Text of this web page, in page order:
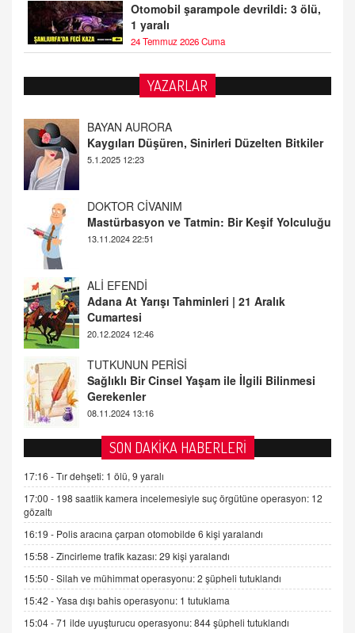
Otomobil şarampole devrildi: 3 ölü,
1 yaralı
24 Temmuz 2026 Cuma
YAZARLAR
DOKTOR CİVANIM
Mastürbasyon ve Tatmin: Bir Keşif Yolculuğu
13.11.2024 22:51
ALİ EFENDİ
Adana At Yarışı Tahminleri | 21 Aralık
Cumartesi
TUTKUNUN PERİSİ
Sağlıklı Bir Cinsel Yaşam ile İlgili Bilinmesi
Gerekenler
08.11.2024 13:16
FARUK ÖNALAN
Tezkere Onaylanmasaydı…
2 Kasım 2021 Salı 00:11
AV. DOĞAN CAN DOĞAN
Kişisel verilerin korunması ve dijital hukukun
gelişimi
15.09.2025 16:17
SEHER EREK
Kış Ayları Geldi, Hangi Önlemler Alınmalı?
9.12.2025 10:11
İNCİ GÜL AKÖL
Trump Keşke Adana'yı da Ziyaret Etse...
SON DAKİKA HABERLERİ
17:16 -Tır dehşeti: 1 ölü, 9 yaralı
17:00 - 198 saatlik kamera incelemesiyle suç örgütüne operasyon: 12
gözaltı
16:19 - Polis aracına çarpan otomobilde 6 kişi yaralandı
15:58 -Zincirleme trafik kazası: 29 kişi yaralandı
15:50 -Silah ve mühimmat operasyonu: 2 şüpheli tutuklandı
15:42 -Yasa dışı bahis operasyonu: 1 tutuklama
15:04 -71 ilde uyuşturucu operasyonu: 844 şüpheli tutuklandı